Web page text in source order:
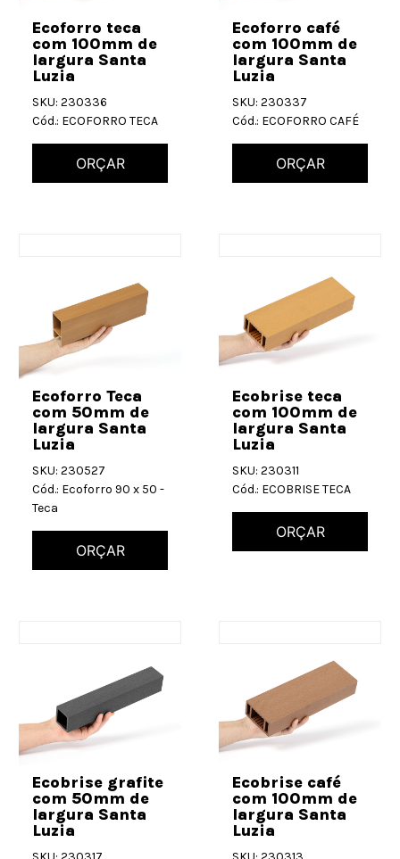
Ecoforro teca
com 100mm de
largura Santa
Luzia
SKU: 230336
Cód.: ECOFORRO TECA
ORÇAR
Ecoforro café
com 100mm de
largura Santa
Luzia
SKU: 230337
Cód.: ECOFORRO CAFÉ
ORÇAR
Ecoforro Teca
com 50mm de
largura Santa
Luzia
SKU: 230527
Cód.: Ecoforro 90 x 50 -
Teca
ORÇAR
Ecobrise teca
com 100mm de
largura Santa
Luzia
SKU: 230311
Cód.: ECOBRISE TECA
ORÇAR
Ecobrise grafite
com 50mm de
largura Santa
Luzia
Ecobrise café
com 100mm de
largura Santa
Luzia